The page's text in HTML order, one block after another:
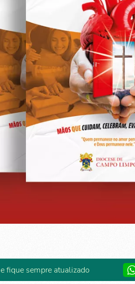
e fique sempre atualizado